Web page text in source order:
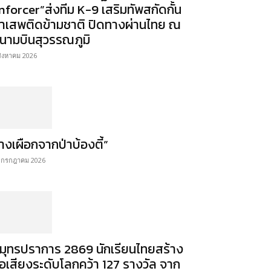
ส่งทีม K-9 เสริมทัพสกัดกั้น
เสพติดข้ามชาติ ปิดทางผ่านไทย ณ
ามบินสุวรรณภูมิ
หาคม 2026
งเผือกจากป่าบ้องตี้”
รกฎาคม 2026
ทรปราการ 2869 นักเรียนไทยสร้าง
เสียงระดับโลกคว้า 127 รางวัล จาก